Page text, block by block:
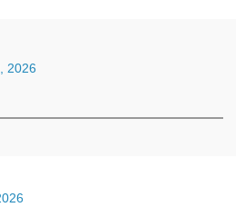
2026